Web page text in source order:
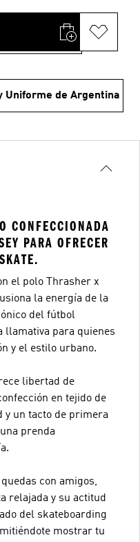
Uniforme de Argentina
CONFECCIONADA
PARA OFRECER
el polo Thrasher x
la energía de la
del fútbol
llamativa para quienes
y el estilo urbano.
libertad de
en tejido de
y un tacto de primera
prenda
con amigos,
relajada y su actitud
del skateboarding
mostrar tu